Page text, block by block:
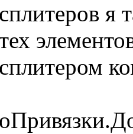
сплитеров я
сплитером